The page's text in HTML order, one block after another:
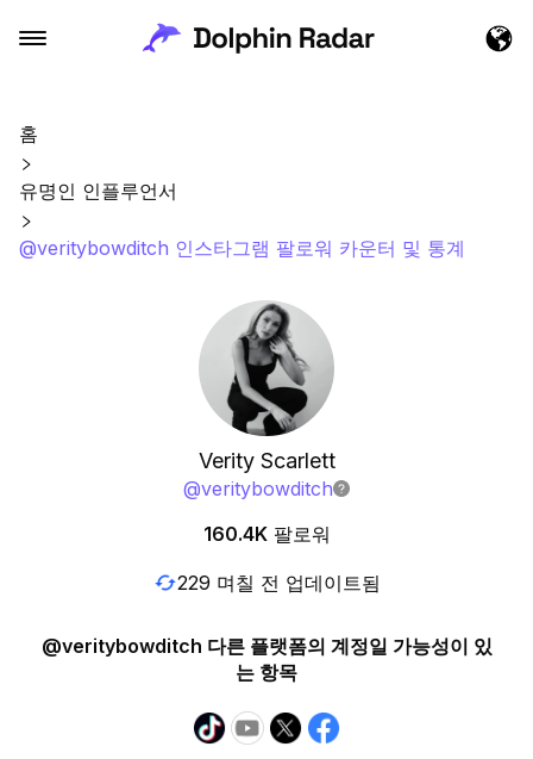
홈
유명인 인플루언서
@veritybowditch 인스타그램 팔로워 카운터 및 통계
Verity Scarlett
@veritybowditch
160.4K 팔로워
229 며칠 전 업데이트됨
@veritybowditch 다른 플랫폼의 계정일 가능성이 있
는 항목